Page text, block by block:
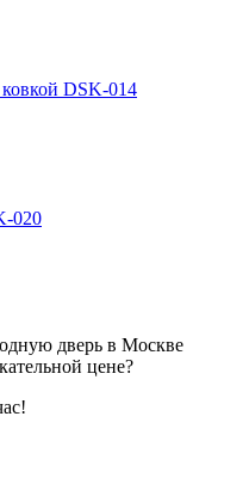
ковкой DSK-014
020
дверь в Москве
цене?